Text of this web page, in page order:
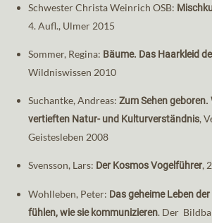
Schwester Christa Weinrich OSB:
4. Aufl., Ulmer 2015
Sommer, Regina: Bäume. Das Haarkleid
Wildniswissen 2010
Suchantke, Andreas: Zum Sehen geboren.
vertieften Natur- und Kulturverständnis,
Geistesleben 2008
Svensson, Lars: Der Kosmos Vogelführer,
Wohlleben, Peter: Das geheime Leben
fühlen, wie sie kommunizieren. Der